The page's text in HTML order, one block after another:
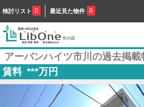
検討リスト 0 最近見た物件 0
アーバンハイツ市川の過去掲載
賃料 ***万円